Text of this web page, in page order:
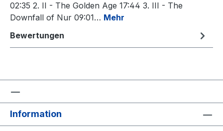
02:35 2. II - The Golden Age 17:44 3. III - The
Downfall of Nur 09:01… Mehr
Bewertungen
Information